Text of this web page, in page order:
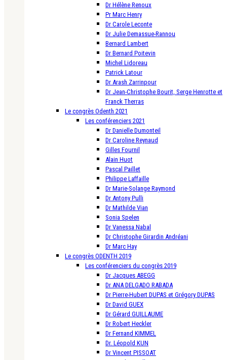
Dr Hélène Renoux
Pr Marc Henry
Dr Carole Leconte
Dr Julie Demassue-Rannou
Bernard Lambert
Dr Bernard Poitevin
Michel Lidoreau
Patrick Latour
Dr Arash Zarrinpour
Dr Jean-Christophe Bourit, Serge Henrotte et
Franck Therras
Le congrès Odenth 2021
Les conférenciers 2021
Dr Danielle Dumonteil
Dr Caroline Reynaud
Gilles Fournil
Alain Huot
Pascal Paillet
Philippe Laffaille
Dr Marie-Solange Raymond
Dr Antony Pulli
Dr Mathilde Vian
Sonia Spelen
Dr Vanessa Nabal
Dr Christophe Girardin Andréani
Dr Marc Hay
Le congrès ODENTH 2019
Les conférenciers du congrès 2019
Dr Jacques ABEGG
Dr ANA DELGADO RABADA
Dr Pierre-Hubert DUPAS et Grégory DUPAS
Dr David GUEX
Dr Gérard GUILLAUME
Dr Robert Heckler
Dr Fernand KIMMEL
Dr. Léopold KUN
Dr Vincent PISSOAT